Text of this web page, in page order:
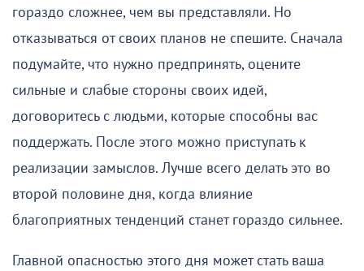
гораздо сложнее, чем вы представляли. Но
отказываться от своих планов не спешите. Сначала
подумайте, что нужно предпринять, оцените
сильные и слабые стороны своих идей,
договоритесь с людьми, которые способны вас
поддержать. После этого можно приступать к
реализации замыслов. Лучше всего делать это во
второй половине дня, когда влияние
благоприятных тенденций станет гораздо сильнее.
Главной опасностью этого дня может стать ваша